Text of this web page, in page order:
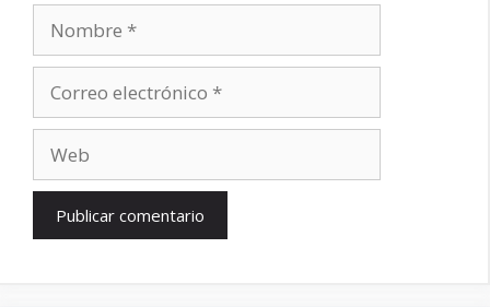
electrónico